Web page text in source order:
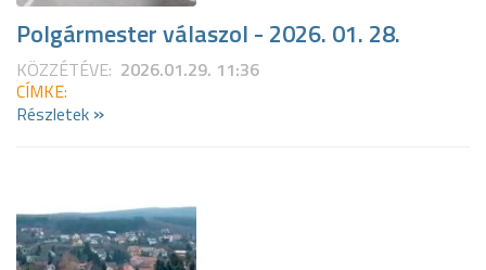
Polgármester válaszol - 2026. 01. 28.
KÖZZÉTÉVE: 2026.01.29. 11:36
CÍMKE:
Részletek »